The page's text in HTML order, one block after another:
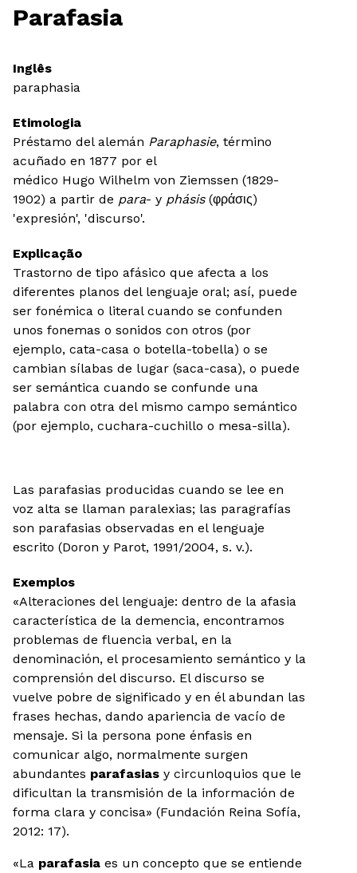
Parafasia
Inglês
paraphasia
Etimologia
Préstamo del alemán Paraphasie, término
acuñado en 1877 por el
médico Hugo Wilhelm von Ziemssen (1829-
1902) a partir de para- y phásis (φράσις)
'expresión', 'discurso'.
Explicação
Trastorno de tipo afásico que afecta a los
diferentes planos del lenguaje oral; así, puede
ser fonémica o literal cuando se confunden
unos fonemas o sonidos con otros (por
ejemplo, cata-casa o botella-tobella) o se
cambian sílabas de lugar (saca-casa), o puede
ser semántica cuando se confunde una
palabra con otra del mismo campo semántico
(por ejemplo, cuchara-cuchillo o mesa-silla).
Las parafasias producidas cuando se lee en
voz alta se llaman paralexias; las paragrafías
son parafasias observadas en el lenguaje
escrito (Doron y Parot, 1991/2004, s. v.).
Exemplos
«Alteraciones del lenguaje: dentro de la afasia
característica de la demencia, encontramos
problemas de fluencia verbal, en la
denominación, el procesamiento semántico y la
comprensión del discurso. El discurso se
vuelve pobre de significado y en él abundan las
frases hechas, dando apariencia de vacío de
mensaje. Si la persona pone énfasis en
comunicar algo, normalmente surgen
abundantes parafasias y circunloquios que le
dificultan la transmisión de la información de
forma clara y concisa» (Fundación Reina Sofía,
2012: 17).
«La parafasia es un concepto que se entiende